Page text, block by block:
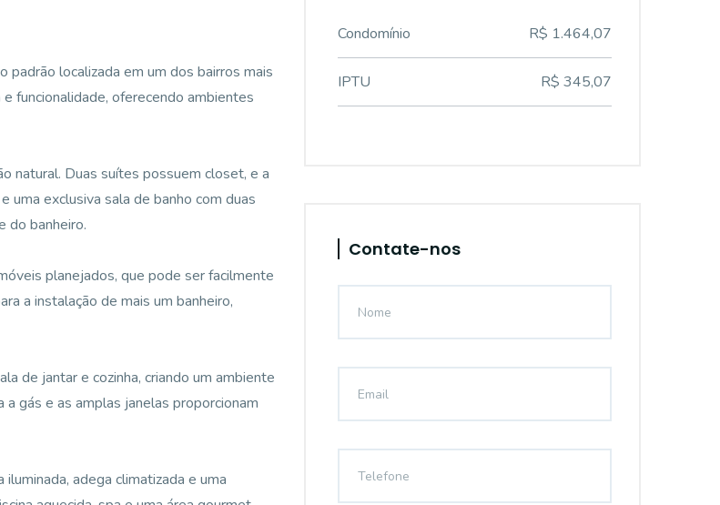
localizada em um dos bairros mais
funcionalidade, oferecendo ambientes
natural. Duas suítes possuem closet, e a
uma exclusiva sala de banho com duas
do banheiro.
planejados, que pode ser facilmente
a instalação de mais um banheiro,
de jantar e cozinha, criando um ambiente
gás e as amplas janelas proporcionam
adega climatizada e uma
Condomínio R$ 1.464,07
IPTU R$ 345,07
Contate-nos